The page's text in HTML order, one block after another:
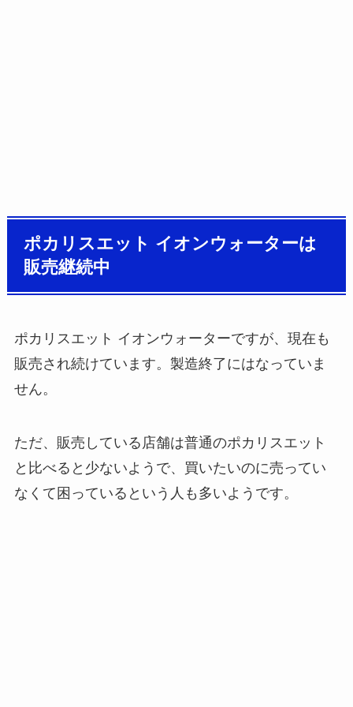
ポカリスエット イオンウォーターは
販売継続中
ポカリスエット イオンウォーターですが、現在も
販売され続けています。製造終了にはなっていま
せん。
ただ、販売している店舗は普通のポカリスエット
と比べると少ないようで、買いたいのに売ってい
なくて困っているという人も多いようです。